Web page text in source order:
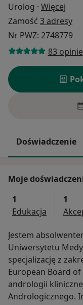
Urolog · Więcej
Zamość 3 adresy
Nr PWZ: 2748779
83 opinie
Doświadczenie
Moje
1
Edukacja
1
Jestem
Uniwersytetu
specjalizację z
European Board
andrologii
Andrologicznego.